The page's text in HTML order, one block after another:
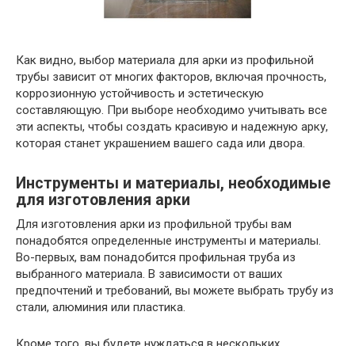
Как видно, выбор материала для арки из профильной
трубы зависит от многих факторов, включая прочность,
коррозионную устойчивость и эстетическую
составляющую. При выборе необходимо учитывать все
эти аспекты, чтобы создать красивую и надежную арку,
которая станет украшением вашего сада или двора.
Инструменты и материалы, необходимые
для изготовления арки
Для изготовления арки из профильной трубы вам
понадобятся определенные инструменты и материалы.
Во-первых, вам понадобится профильная труба из
выбранного материала. В зависимости от ваших
предпочтений и требований, вы можете выбрать трубу из
стали, алюминия или пластика.